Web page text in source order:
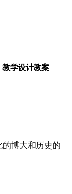
教学设计教案
博大和历史的